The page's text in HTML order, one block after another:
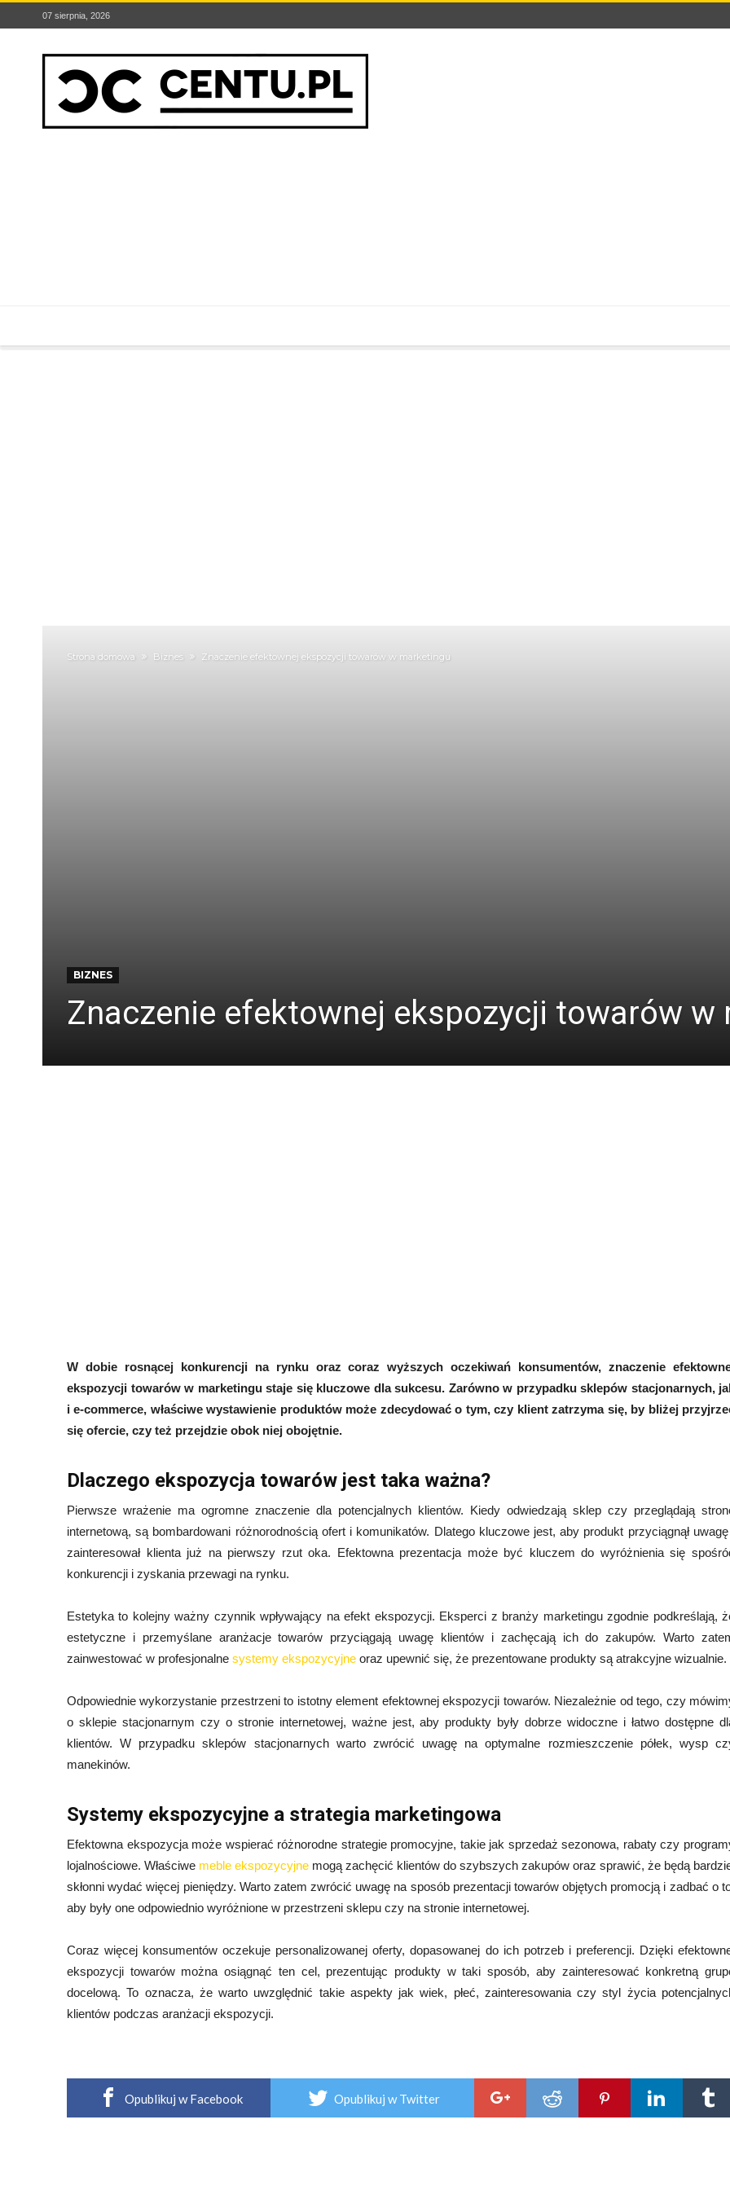
07 sierpnia, 2026
Strona domowa Biznes Znaczenie efektownej ekspozycji towarów w marketingu
BIZNES
Znaczenie efektownej ekspozycji towarów w
W dobie rosnącej konkurencji na rynku oraz coraz wyższych oczekiwań konsumentów, znaczenie
ekspozycji towarów w marketingu staje się kluczowe dla sukcesu. Zarówno w przypadku sklepów stacjonarnych,
i e-commerce, właściwe wystawienie produktów może zdecydować o tym, czy klient zatrzyma się, by bliżej
się ofercie, czy też przejdzie obok niej obojętnie.
Dlaczego ekspozycja towarów jest taka ważna?
Pierwsze wrażenie ma ogromne znaczenie dla potencjalnych klientów. Kiedy odwiedzają sklep czy przeglądają
internetową, są bombardowani różnorodnością ofert i komunikatów. Dlatego kluczowe jest, aby produkt przyciągnął
zainteresował klienta już na pierwszy rzut oka. Efektowna prezentacja może być kluczem do wyróżnienia się
konkurencji i zyskania przewagi na rynku.
Estetyka to kolejny ważny czynnik wpływający na efekt ekspozycji. Eksperci z branży marketingu zgodnie podkreślają,
estetyczne i przemyślane aranżacje towarów przyciągają uwagę klientów i zachęcają ich do zakupów. Warto
zainwestować w profesjonalne systemy ekspozycyjne oraz upewnić się, że prezentowane produkty są atrakcyjne wizualnie.
Odpowiednie wykorzystanie przestrzeni to istotny element efektownej ekspozycji towarów. Niezależnie od tego, czy
o sklepie stacjonarnym czy o stronie internetowej, ważne jest, aby produkty były dobrze widoczne i łatwo dostępne
klientów. W przypadku sklepów stacjonarnych warto zwrócić uwagę na optymalne rozmieszczenie półek, wysp
manekinów.
Systemy ekspozycyjne a strategia marketingowa
Efektowna ekspozycja może wspierać różnorodne strategie promocyjne, takie jak sprzedaż sezonowa, rabaty czy
lojalnościowe. Właściwe meble ekspozycyjne mogą zachęcić klientów do szybszych zakupów oraz sprawić, że będą
skłonni wydać więcej pieniędzy. Warto zatem zwrócić uwagę na sposób prezentacji towarów objętych promocją i zadbać o
aby były one odpowiednio wyróżnione w przestrzeni sklepu czy na stronie internetowej.
Coraz więcej konsumentów oczekuje personalizowanej oferty, dopasowanej do ich potrzeb i preferencji. Dzięki
ekspozycji towarów można osiągnąć ten cel, prezentując produkty w taki sposób, aby zainteresować konkretną
docelową. To oznacza, że warto uwzględnić takie aspekty jak wiek, płeć, zainteresowania czy styl życia
klientów podczas aranżacji ekspozycji.
Opublikuj w Facebook Opublikuj w Twitter